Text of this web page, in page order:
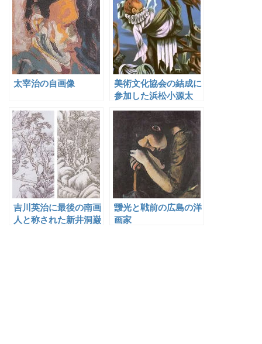
太宰治の自画像
美術文化協会の結成に
参加した浜松小源太
吉川英治に最後の南画
人と称された新井洞巌
靉光と戦前の広島の洋
画家